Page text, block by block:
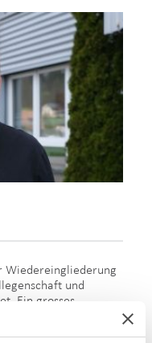
Wiedereingliederung
und
Ein grosses